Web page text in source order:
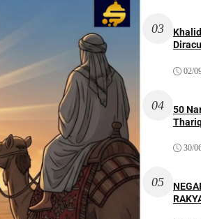
03
02/
04
50
30/
05